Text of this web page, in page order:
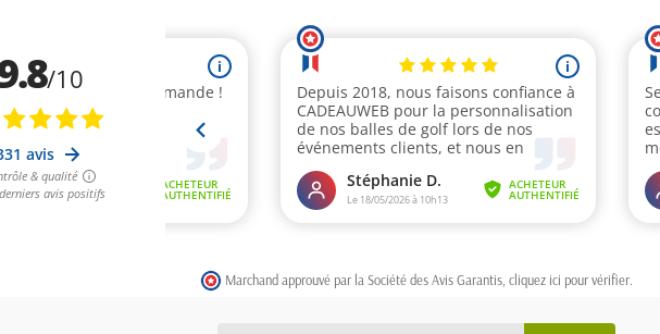
Marchand approuvé par la Société des Avis Garantis, cliquez ici pour vérifier